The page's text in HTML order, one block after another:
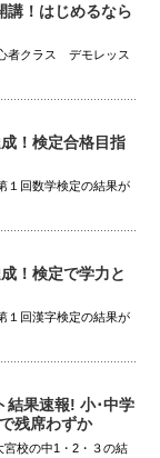
！はじめるなら
者クラス デモレッス
！検定合格目指
１回数学検定の結果が
！検定で学力と
１回漢字検定の結果が
果速報! 小･中学
残席わずか
校の中1・2・３の結